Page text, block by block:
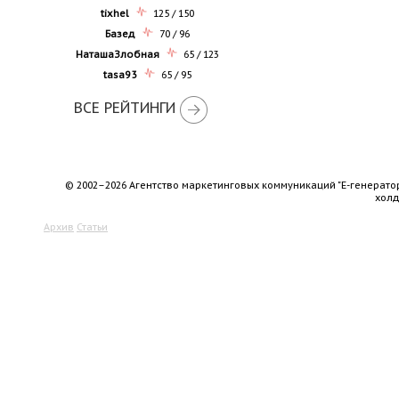
tixhel
125 / 150
Базед
70 / 96
НаташаЗлобная
65 / 123
tasa93
65 / 95
ВСЕ РЕЙТИНГИ
© 2002–2026 Агентство маркетинговых коммуникаций "Е-
Архив Статьи